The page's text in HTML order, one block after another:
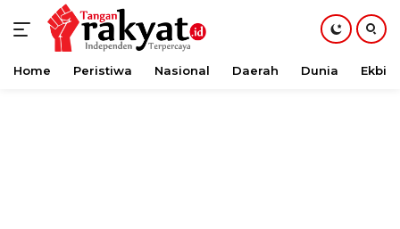
Langsung
Home Peristiwa Nasional Daerah Dunia Ekbis